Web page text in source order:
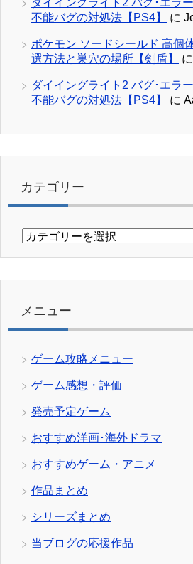
不能バグの対処法【PS4】
に
ポケモン ソードシールド 高個
選方法と巣穴の場所【剣盾】
に
ダイイングライト2 バグ･エラ
不能バグの対処法【PS4】
に
カテゴリー
カ
リ
メニュー
ゲーム攻略メニュー
ゲーム感想・評価
発売予定ゲーム
おすすめ洋画･海外ドラマ
おすすめゲーム・アニメ
作品まとめ
シリーズまとめ
当ブログの応援作品